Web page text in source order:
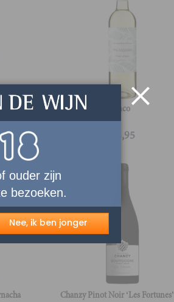
Finca Lassira Blanco
5,95
Chanzy Pinot Noir ‘Les Fortunes’
ouder zijn
bezoeken.
Nee, ik ben jonger